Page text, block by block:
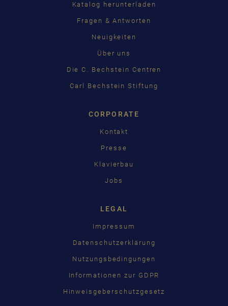
Katalog herunterladen
Fragen & Antworten
Neuigkeiten
Über uns
Die C. Bechstein Centren
Carl Bechstein Stiftung
CORPORATE
Kontakt
Presse
Klavierbau
Jobs
LEGAL
Impressum
Datenschutzerklärung
Nutzungsbedingungen
Informationen zur GDPR
Hinweisgeberschutzgesetz